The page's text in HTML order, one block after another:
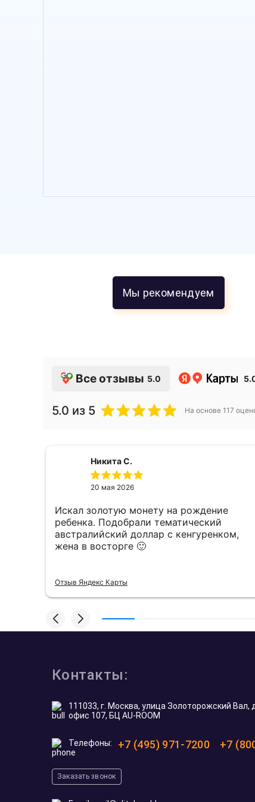
Мы рекомендуем
Все отзывы 5.0
5.0 из 5 На основе 117
Никита С.
20 мая 2026
Искал золотую монету на рождение
ребенка. Подобрали тематический
австралийский доллар с кенгуренком,
жена в восторге 🙂
Отзыв Яндекс Карты
Контакты:
111033, г. Москва, улица Золоторожский Вал,
офис 107, БЦ AU-ROOM
Телефоны: +7 (495) 971-7200 +7
Заказать звонок